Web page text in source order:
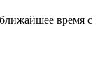
время с